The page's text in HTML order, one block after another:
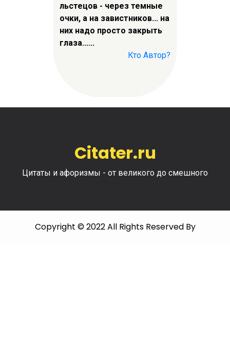
льстецов - через темные
очки, а на завистников... на
них надо просто закрыть
глаза......
Кто Автор?
Citater.ru
Цитаты и афоризмы - от великого до смешного
Copyright © 2022 All Rights Reserved By